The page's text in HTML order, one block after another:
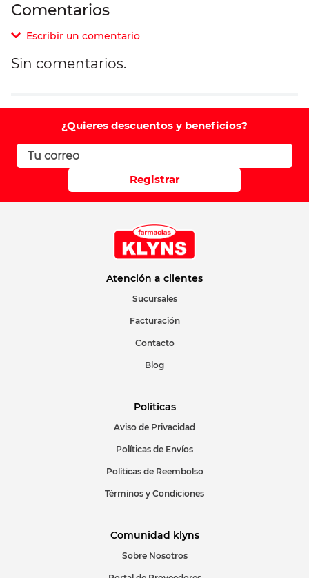
Comentarios
Escribir un comentario
Comentario
Califique el producto de 1 a 5 estrellas
Correo electrónico
ENVIAR COMENTARIO
Sin comentarios.
¿Quieres descuentos y beneficios?
Registrar
Atención a clientes
Sucursales
Facturación
Contacto
Blog
Políticas
Aviso de Privacidad
Políticas de Envíos
Políticas de Reembolso
Términos y Condiciones
Comunidad klyns
Sobre Nosotros